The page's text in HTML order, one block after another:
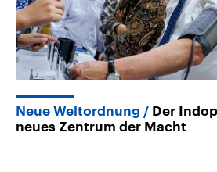
Neue Weltordnung
Der
neues Zentrum der Macht